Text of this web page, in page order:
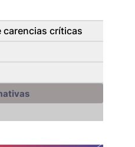
carencias críticas